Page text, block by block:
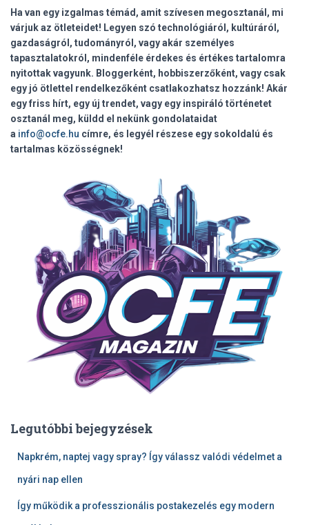
sHa van egy izgalmas témád, amit szívesen megosztanál, mi
várjuk az ötleteidet! Legyen szó technológiáról, kultúráról,
gazdaságról, tudományról, vagy akár személyes
tapasztalatokról, mindenféle érdekes és értékes tartalomra
nyitottak vagyunk. Bloggerként, hobbiszerzőként, vagy csak
egy jó ötlettel rendelkezőként csatlakozhatsz hozzánk! Akár
egy friss hírt, egy új trendet, vagy egy inspiráló történetet
osztanál meg, küldd el nekünk gondolataidat
a info@ocfe.hu címre, és legyél részese egy sokoldalú és
tartalmas közösségnek!
Legutóbbi bejegyzések
Napkrém, naptej vagy spray? Így válassz valódi védelmet a
nyári nap ellen
Így működik a professzionális postakezelés egy modern